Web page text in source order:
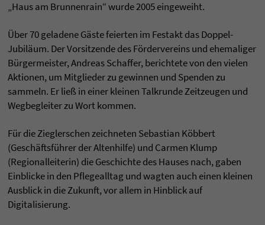
„Haus am Brunnenrain“ wurde 2005 eingeweiht.
Über 70 geladene Gäste feierten im Festakt das Doppel-
Jubiläum. Der Vorsitzende des Fördervereins und ehemaliger
Bürgermeister, Andreas Schaffer, berichtete von den vielen
Aktionen, um Mitglieder zu gewinnen und Spenden zu
sammeln. Er ließ in einer kleinen Talkrunde Zeitzeugen und
Wegbegleiter zu Wort kommen.
Für die Zieglerschen zeichneten Sebastian Köbbert
(Geschäftsführer der Altenhilfe) und Carmen Klump
(Regionalleiterin) die Geschichte des Hauses nach, gaben
Einblicke in den Pflegealltag und wagten auch einen kleinen
Ausblick in die Zukunft, vor allem in Hinblick auf
Digitalisierung.